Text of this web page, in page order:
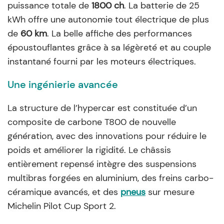
puissance totale de 1800 ch. La batterie de 25
kWh offre une autonomie tout électrique de plus
de 60 km. La belle affiche des performances
époustouflantes grâce à sa légèreté et au couple
instantané fourni par les moteurs électriques.
Une ingénierie avancée
La structure de l’hypercar est constituée d’un
composite de carbone T800 de nouvelle
génération, avec des innovations pour réduire le
poids et améliorer la rigidité. Le châssis
entièrement repensé intègre des suspensions
multibras forgées en aluminium, des freins carbo-
céramique avancés, et des pneus sur mesure
Michelin Pilot Cup Sport 2.